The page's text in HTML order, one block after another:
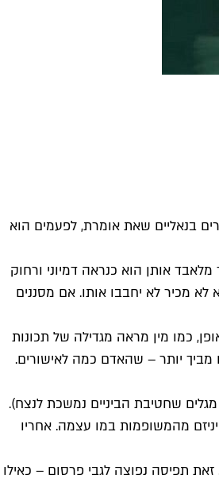
בנאליים שאת אומרת, לפעמים הוא
אותן הוא כנראה דמיוני ורחוק
מכיר לא יחבבו אותו. אם מסננים
כמו מין מראה מגדילה של תכונות
יותר – שהאדם כמה לאישורים.
שוב מגלים שחטיבת הביניים נמשכת לנצח).
מהמשופמות במו עצמה. אחריו
תפיסה נפוצה לגבי פרסום – כאילו